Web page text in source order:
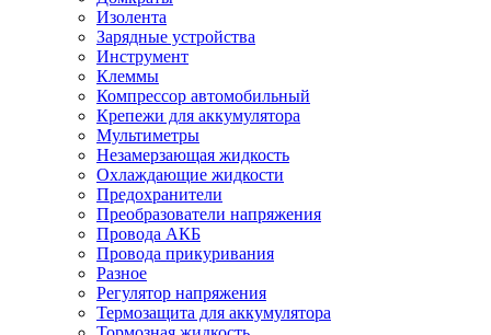
Изолента
Зарядные устройства
Инструмент
Клеммы
Компрессор автомобильный
Крепежи для аккумулятора
Мультиметры
Незамерзающая жидкость
Охлаждающие жидкости
Предохранители
Преобразователи напряжения
Провода АКБ
Провода прикуривания
Разное
Регулятор напряжения
Термозащита для аккумулятора